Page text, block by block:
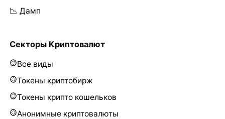
📉 Дамп
Секторы Криптовалют
Все виды
Токены криптобирж
Токены крипто кошельков
Анонимные криптовалюты